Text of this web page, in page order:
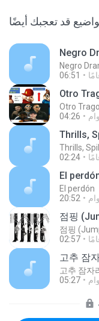
قد تعجبك أيضًا
Negro
Negro
06:51
Otro
Otro
04:26
Thrills,
Thrills,
02:24
El
El perdón
20:52
점핑
점핑
02:57
고추 잠
고추 잠자
05:27